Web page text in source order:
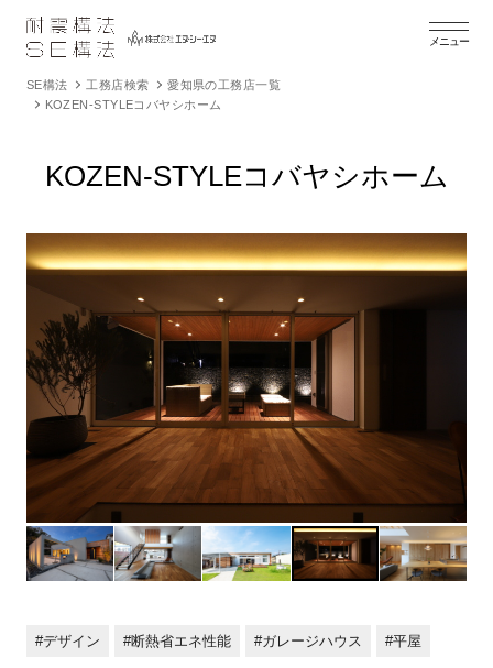
メニュー
SE構法 工務店検索
愛知県の工務店一覧
KOZEN-STYLEコバヤシホーム
KOZEN-STYLEコバヤシホーム
デザイン 断熱省エネ性能 ガレージハウス 平屋